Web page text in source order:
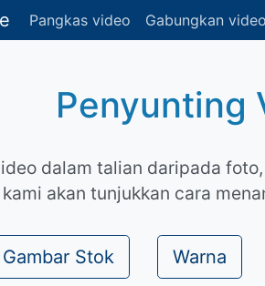
Pangkas video Gabungkan video
Penyunting
dalam talian daripada
akan tunjukkan cara
Gambar Stok Warna